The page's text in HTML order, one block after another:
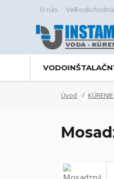
O nás
Úvod KÚRENIE